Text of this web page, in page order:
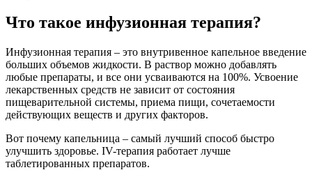
Что такое инфузионная терапия?
Инфузионная терапия – это внутривенное капельное введение
больших объемов жидкости. В раствор можно добавлять
любые препараты, и все они усваиваются на 100%. Усвоение
лекарственных средств не зависит от состояния
пищеварительной системы, приема пищи, сочетаемости
действующих веществ и других факторов.
Вот почему капельница – самый лучший способ быстро
улучшить здоровье. IV-терапия работает лучше
таблетированных препаратов.